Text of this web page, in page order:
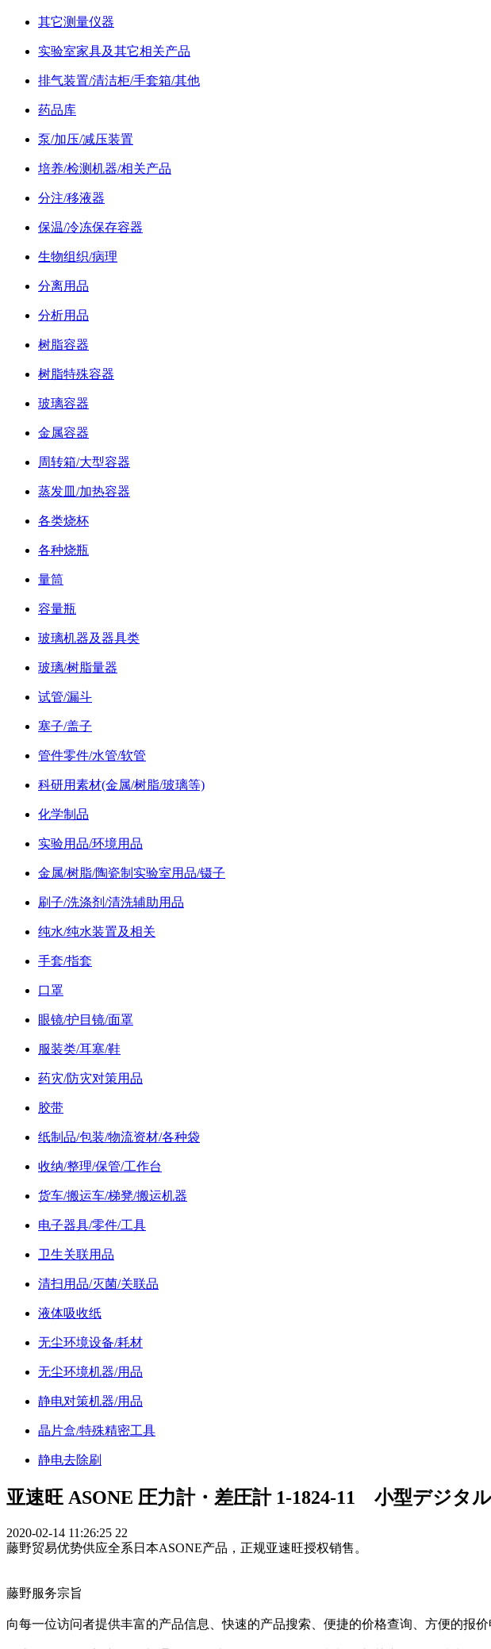
其它测量仪器
实验室家具及其它相关产品
排气装置/清洁柜/手套箱/其他
药品库
泵/加压/减压装置
培养/检测机器/相关产品
分注/移液器
保温/冷冻保存容器
生物组织/病理
分离用品
分析用品
树脂容器
树脂特殊容器
玻璃容器
金属容器
周转箱/大型容器
蒸发皿/加热容器
各类烧杯
各种烧瓶
量筒
容量瓶
玻璃机器及器具类
玻璃/树脂量器
试管/漏斗
塞子/盖子
管件零件/水管/软管
科研用素材(金属/树脂/玻璃等)
化学制品
实验用品/环境用品
金属/树脂/陶瓷制实验室用品/镊子
刷子/洗涤剂/清洗辅助用品
纯水/纯水装置及相关
手套/指套
口罩
眼镜/护目镜/面罩
服装类/耳塞/鞋
药灾/防灾对策用品
胶带
纸制品/包装/物流资材/各种袋
收纳/整理/保管/工作台
货车/搬运车/梯凳/搬运机器
电子器具/零件/工具
卫生关联用品
清扫用品/灭菌/关联品
液体吸收纸
无尘环境设备/耗材
无尘环境机器/用品
静电对策机器/用品
晶片盒/特殊精密工具
静电去除刷
亚速旺 ASONE 圧力計・差圧計 1-1824-11 小型デジタ
2020-02-14 11:26:25 22
藤野贸易优势供应全系日本ASONE产品，正规亚速旺授权销售。
藤野服务宗旨
向每一位访问者提供丰富的产品信息、快速的产品搜索、便捷的价格查询、方便的报